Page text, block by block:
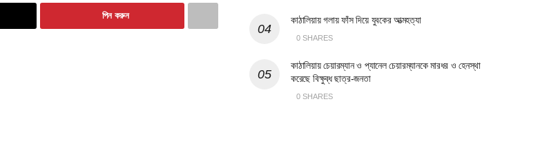
পিন করুন কাঠালিয়ায় গলায় ফাঁস দিয়ে যুবকের আত্মহত্যা
0 SHARES
কাঠালিয়ায় চেয়ারম্যান ও প্যানেল চেয়ারম্যানকে মারধর ও হেনস্থা
করেছে বিক্ষুব্ধ ছাত্র-জনতা
0 SHARES